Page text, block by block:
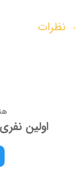
نظرات
اولین